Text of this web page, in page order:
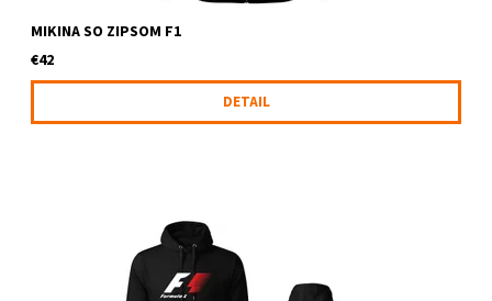
MIKINA SO ZIPSOM F1
€42
DETAIL
Mikina s kapucňou a logom F1 Formula